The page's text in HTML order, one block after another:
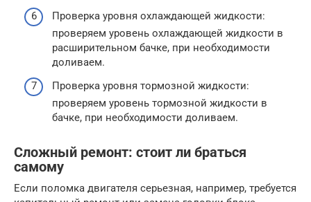
Проверка уровня охлаждающей жидкости:
проверяем уровень охлаждающей жидкости в
расширительном бачке, при необходимости
доливаем.
Проверка уровня тормозной жидкости:
проверяем уровень тормозной жидкости в
бачке, при необходимости доливаем.
Сложный ремонт: стоит ли браться
самому
Если поломка двигателя серьезная, например, требуется